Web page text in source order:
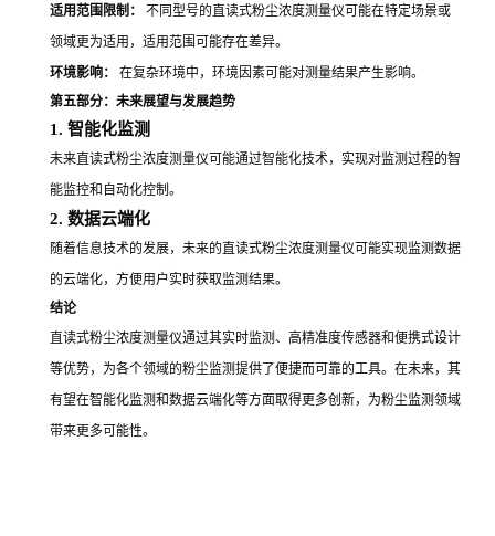
适用范围限制：
不同型号的直读式粉尘浓度测量仪可能在特定场景或
领域更为适用，适用范围可能存在差异。
环境影响：
在复杂环境中，环境因素可能对测量结果产生影响。
第五部分：未来展望与发展趋势
1. 智能化监测
未来直读式粉尘浓度测量仪可能通过智能化技术，实现对监测过程的智
能监控和自动化控制。
2. 数据云端化
随着信息技术的发展，未来的直读式粉尘浓度测量仪可能实现监测数据
的云端化，方便用户实时获取监测结果。
结论
直读式粉尘浓度测量仪通过其实时监测、高精准度传感器和便携式设计
等优势，为各个领域的粉尘监测提供了便捷而可靠的工具。在未来，其
有望在智能化监测和数据云端化等方面取得更多创新，为粉尘监测领域
带来更多可能性。